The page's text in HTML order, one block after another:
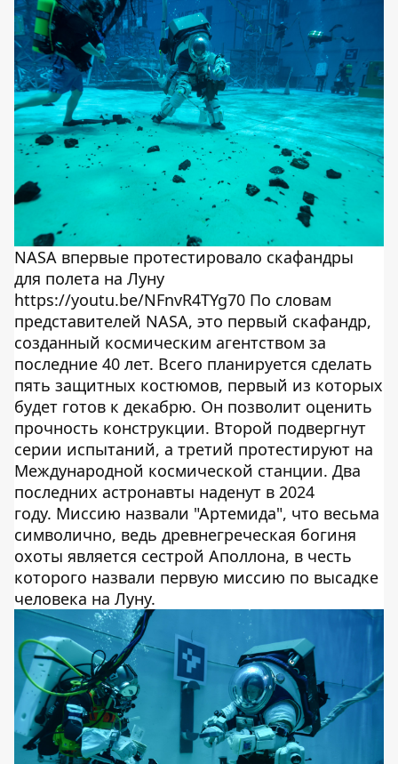
NASA впервые протестировало скафандры
для полета на Луну
https://youtu.be/NFnvR4TYg70 По словам
представителей NASA, это первый скафандр,
созданный космическим агентством за
последние 40 лет. Всего планируется сделать
пять защитных костюмов, первый из которых
будет готов к декабрю. Он позволит оценить
прочность конструкции. Второй подвергнут
серии испытаний, а третий протестируют на
Международной космической станции. Два
последних астронавты наденут в 2024
году. Миссию назвали "Артемида", что весьма
символично, ведь древнегреческая богиня
охоты является сестрой Аполлона, в честь
которого назвали первую миссию по высадке
человека на Луну.